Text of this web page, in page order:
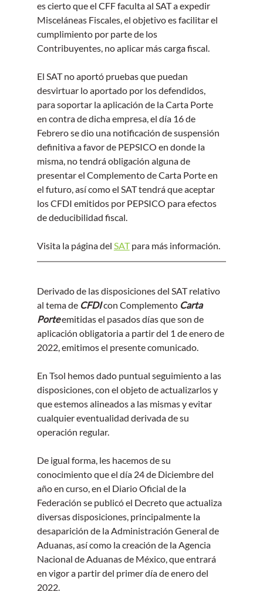
es cierto que el CFF faculta al SAT a expedir
Misceláneas Fiscales, el objetivo es facilitar el
cumplimiento por parte de los
Contribuyentes, no aplicar más carga fiscal.
El SAT no aportó pruebas que puedan
desvirtuar lo aportado por los defendidos,
para soportar la aplicación de la Carta Porte
en contra de dicha empresa, el día 16 de
Febrero se dio una notificación de suspensión
definitiva a favor de PEPSICO en donde la
misma, no tendrá obligación alguna de
presentar el Complemento de Carta Porte en
el futuro, así como el SAT tendrá que aceptar
los CFDI emitidos por PEPSICO para efectos
de deducibilidad fiscal.
Visita la página del SAT para más información.
Derivado de las disposiciones del SAT relativo
al tema de CFDI con Complemento Carta
Porte emitidas el pasados días que son de
aplicación obligatoria a partir del 1 de enero de
2022, emitimos el presente comunicado.
En Tsol hemos dado puntual seguimiento a las
disposiciones, con el objeto de actualizarlos y
que estemos alineados a las mismas y evitar
cualquier eventualidad derivada de su
operación regular.
De igual forma, les hacemos de su
conocimiento que el día 24 de Diciembre del
año en curso, en el Diario Oficial de la
Federación se publicó el Decreto que actualiza
diversas disposiciones, principalmente la
desaparición de la Administración General de
Aduanas, así como la creación de la Agencia
Nacional de Aduanas de México, que entrará
en vigor a partir del primer día de enero del
2022.